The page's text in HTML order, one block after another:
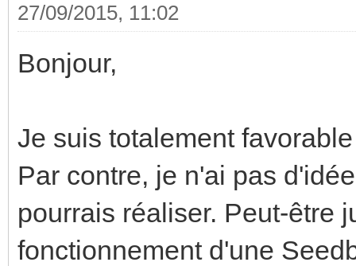
27/09/2015, 11:02
Bonjour,
Je suis totalement
Par contre, je n'ai pas
pourrais réaliser. Peut-être
fonctionnement d'une